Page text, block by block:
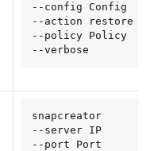
--config Config
--action restore
--policy Policy
--verbose
snapcreator
--server IP
--port Port